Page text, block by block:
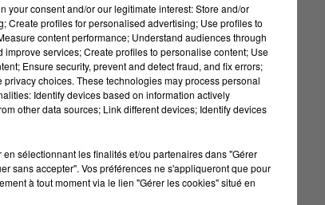
your consent and/or our legitimate interest: Store and/or
Create profiles for personalised advertising; Use profiles to
content performance; Understand audiences through
services; Create profiles to personalise content; Use
Ensure security, prevent and detect fraud, and fix errors;
choices. These technologies may process personal
Identify devices based on information actively
other data sources; Link different devices; Identify devices
sélectionnant les finalités et/ou partenaires dans "Gérer
sans accepter". Vos préférences ne s'appliqueront que pour
à tout moment via le lien "Gérer les cookies" situé en